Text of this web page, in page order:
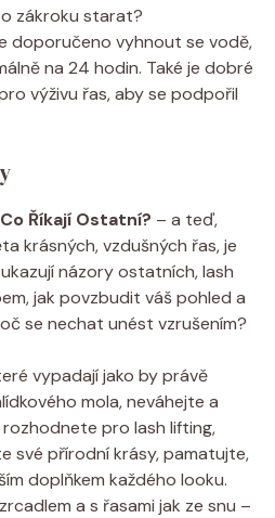
zákroku starat?
doporučeno vyhnout se vodě,
na 24 hodin. Také je dobré
výživu řas, aby se podpořil
Říkají Ostatní? – a teď,
krásných, vzdušných řas, je
názory ostatních, lash
jak povzbudit váš pohled a
se nechat unést vzrušením?
vypadají jako by právě
mola, neváhejte a
pro lash lifting,
své přírodní krásy, pamatujte,
doplňkem každého looku.
a s řasami jak ze snu –